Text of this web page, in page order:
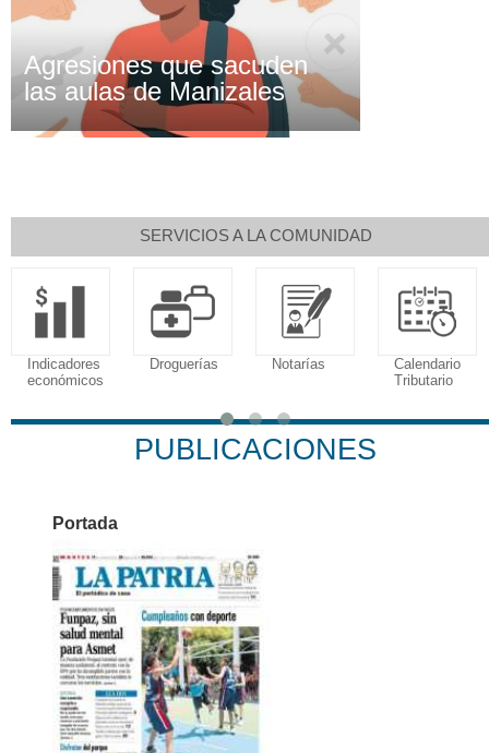
Agresiones que sacuden
las aulas de Manizales
SERVICIOS A LA COMUNIDAD
Indicadores
económicos
Droguerías Notarías
Calendario
Tributario
PUBLICACIONES
Portada